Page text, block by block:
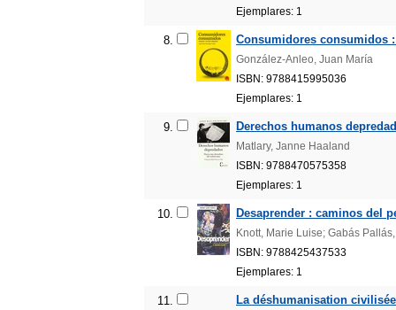
Ejemplares: 1
8. Consumidores consumidos
González-Anleo, Juan María
ISBN: 9788415995036
Ejemplares: 1
9. Derechos humanos
Matlary, Janne Haaland
ISBN: 9788470575358
Ejemplares: 1
10. Desaprender : caminos del
Knott, Marie Luise; Gabás
ISBN: 9788425437533
Ejemplares: 1
11. La déshumanisation civilisée